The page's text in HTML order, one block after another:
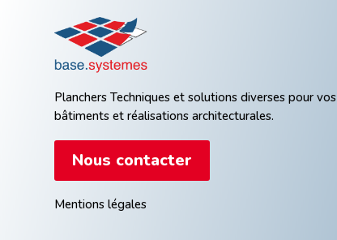
Planchers Techniques et solutions diverses pour vos
bâtiments et réalisations architecturales.
Nous contacter
Mentions légales